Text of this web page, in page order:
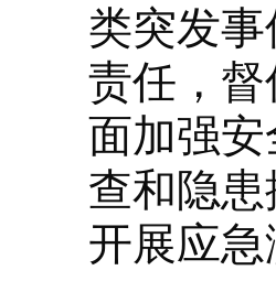
类突发
责任，
面加强
查和隐
开展应